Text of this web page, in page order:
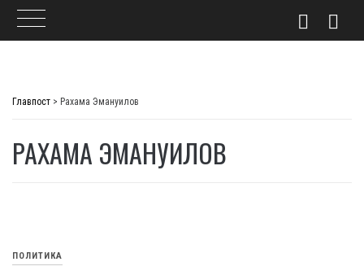
Главпост > Рахама Эмануилов
РАХАМА ЭМАНУИЛОВ
ПОЛИТИКА